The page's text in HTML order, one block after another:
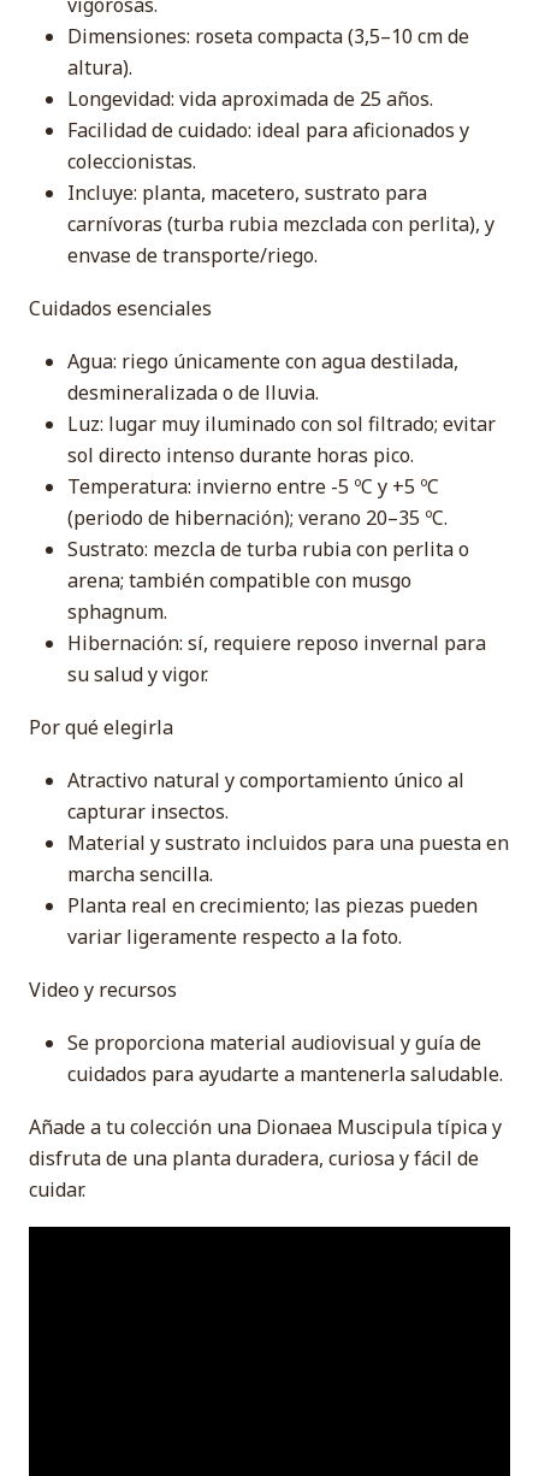
Dimensiones: roseta compacta (3,5–10 cm de
altura).
Longevidad: vida aproximada de 25 años.
Facilidad de cuidado: ideal para aficionados y
coleccionistas.
Incluye: planta, macetero, sustrato para
carnívoras (turba rubia mezclada con perlita), y
envase de transporte/riego.
Cuidados esenciales
Agua: riego únicamente con agua destilada,
desmineralizada o de lluvia.
Luz: lugar muy iluminado con sol filtrado; evitar
sol directo intenso durante horas pico.
Temperatura: invierno entre -5 ºC y +5 ºC
(periodo de hibernación); verano 20–35 ºC.
Sustrato: mezcla de turba rubia con perlita o
arena; también compatible con musgo
sphagnum.
Hibernación: sí, requiere reposo invernal para
su salud y vigor.
Por qué elegirla
Atractivo natural y comportamiento único al
capturar insectos.
Material y sustrato incluidos para una puesta en
marcha sencilla.
Planta real en crecimiento; las piezas pueden
variar ligeramente respecto a la foto.
Video y recursos
Se proporciona material audiovisual y guía de
cuidados para ayudarte a mantenerla saludable.
Añade a tu colección una Dionaea Muscipula típica y
disfruta de una planta duradera, curiosa y fácil de
cuidar.